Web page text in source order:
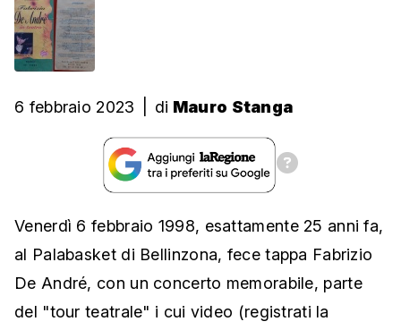
6 febbraio 2023 di Mauro Stanga
Venerdì 6 febbraio 1998, esattamente 25 anni fa,
al Palabasket di Bellinzona, fece tappa Fabrizio
De André, con un concerto memorabile, parte
del "tour teatrale" i cui video (registrati la